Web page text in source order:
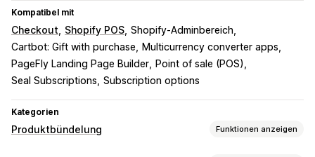
Kompatibel mit
Checkout Shopify POS Shopify-Adminbereich
Cartbot: Gift with purchase
Multicurrency converter apps
PageFly Landing Page Builder
Point of sale (POS)
Seal Subscriptions Subscription options
Kategorien
Produktbündelung Funktionen anzeigen